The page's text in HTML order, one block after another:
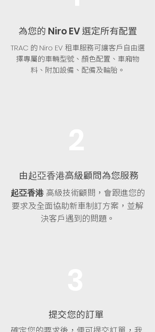
TRAC 的 Niro EV 租車服務可讓客戶自由選
擇專屬的車輛型號、顏色配置、車廂物
料、附加設備、配備及輪胎。
起亞香港 高級技術顧問，會跟進您的
要求及全面協助新車制訂方案，並解
決客戶遇到的問題。
為您的 Niro EV選定所有配置
由起亞香港高級顧問為您服務
提交您的訂單